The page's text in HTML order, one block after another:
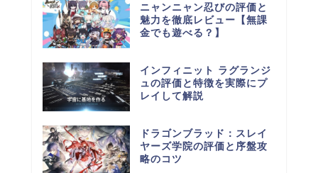
ニャンニャン忍びの評価と
魅力を徹底レビュー【無課
金でも遊べる？】
インフィニット ラグランジ
ュの評価と特徴を実際にプ
レイして解説
ドラゴンブラッド：スレイ
ヤーズ学院の評価と序盤攻
略のコツ